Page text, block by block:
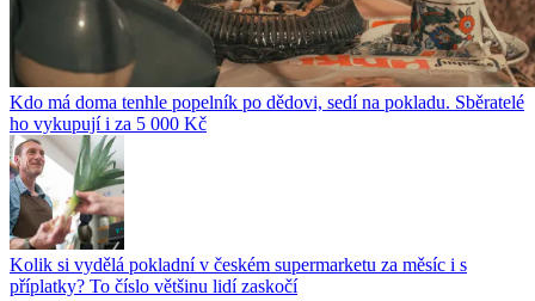
Kdo má doma tenhle popelník po dědovi, sedí na pokladu. Sběratelé
ho vykupují i za 5 000 Kč
Kolik si vydělá pokladní v českém supermarketu za měsíc i s
příplatky? To číslo většinu lidí zaskočí